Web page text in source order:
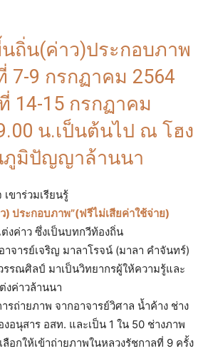
ถิ่น(ค่าว)ประกอบภาพ
7-9 กรกฏาคม 2564
14-15 กรกฏาคม
น.เป็นต้นไป ณ โฮง
ภูมิปัญญาล้านนา
ขาร่วมเรียนรู้
ประกอบภาพ”(ฟรีไม่เสียค่าใช้จ่าย)
งค่าว ซึ่งเป็นบทกวีท้องถิ่น
าจารย์เจริญ มาลาโรจน์ (มาลา คำจันทร์)
รณศิลป์ มาเป็นวิทยากรผู้ให้ความรู้และ
งค่าวล้านนา
รถ่ายภาพ จากอาจารย์วิศาล น้ำค้าง ช่าง
อนุสาร อสท. และเป็น 1 ใน 50 ช่างภาพ
อกให้เข้าถ่ายภาพในหลวงรัชกาลที่ 9 ครั้ง